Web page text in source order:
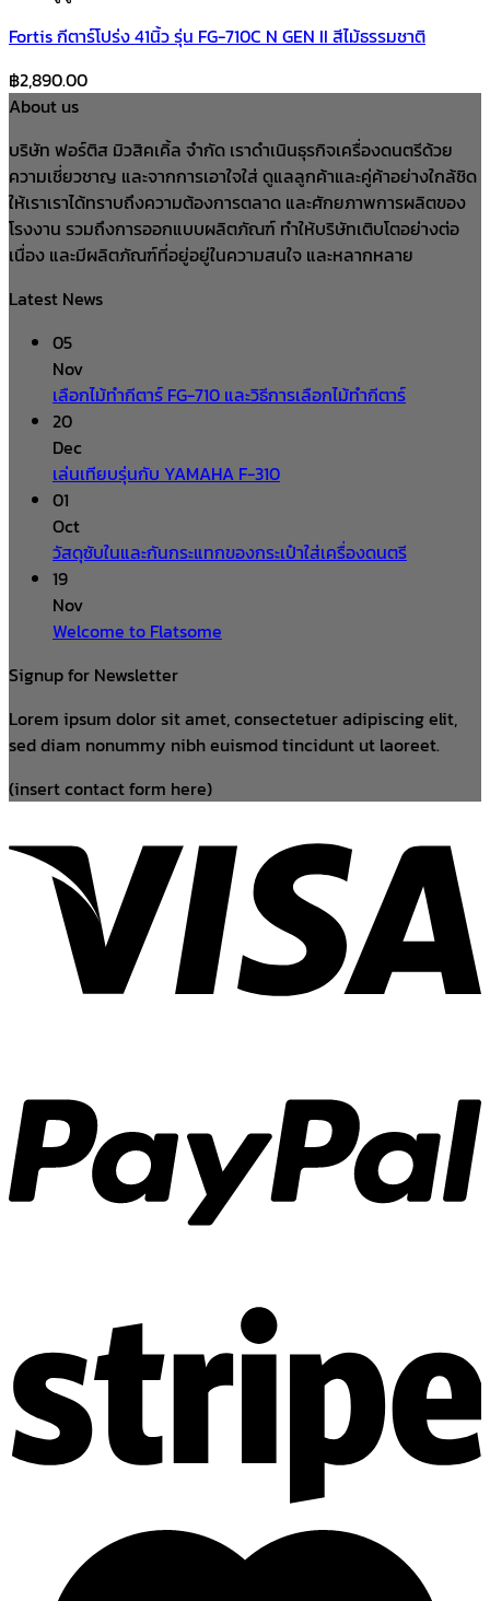
Fortis กีตาร์โปร่ง 41นิ้ว รุ่น FG-710C N GEN II สีไม้ธรรมชาติ
฿2,890.00
About us
บริษัท ฟอร์ติส มิวสิคเคิ้ล จำกัด เราดำเนินธุรกิจเครื่องดนตรีด้วย
ความเชี่ยวชาญ และจากการเอาใจใส่ ดูแลลูกค้าและคู่ค้าอย่างใกล้ชิด
ให้เราเราได้ทราบถึงความต้องการตลาด และศักยภาพการผลิตของ
โรงงาน รวมถึงการออกแบบผลิตภัณฑ์ ทำให้บริษัทเติบโตอย่างต่อ
เนื่อง และมีผลิตภัณฑ์ที่อยู่อยู่ในความสนใจ และหลากหลาย
Latest News
05
Nov
เลือกไม้ทำกีตาร์ FG-710 และวิธีการเลือกไม้ทำกีตาร์
20
Dec
เล่นเทียบรุ่นกับ YAMAHA F-310
01
Oct
วัสดุซับในและกันกระแทกของกระเป๋าใส่เครื่องดนตรี
19
Nov
Welcome to Flatsome
Signup for Newsletter
Lorem ipsum dolor sit amet, consectetuer adipiscing elit,
sed diam nonummy nibh euismod tincidunt ut laoreet.
(insert contact form here)